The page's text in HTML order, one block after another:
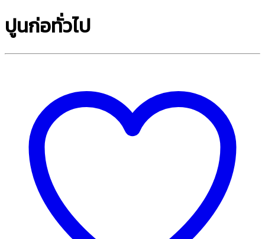
ปูนก่อทั่วไป